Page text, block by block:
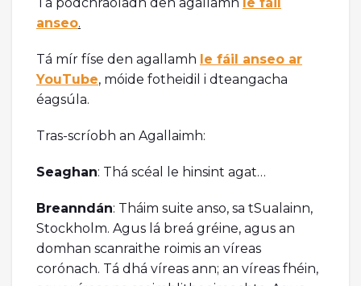
anseo.
Tá mír físe den agallamh le fáil anseo ar
YouTube, móide fotheidil i dteangacha
éagsúla.
Tras-scríobh an Agallaimh:
Seaghan: Thá scéal le hinsint agat…
Breanndán: Tháim suite anso, sa tSualainn,
Stockholm. Agus lá breá gréine, agus an
domhan scanraithe roimis an víreas
corónach. Tá dhá víreas ann; an víreas fhéin,